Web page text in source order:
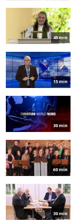
45 min
15 min
30 min
60 min
30 min